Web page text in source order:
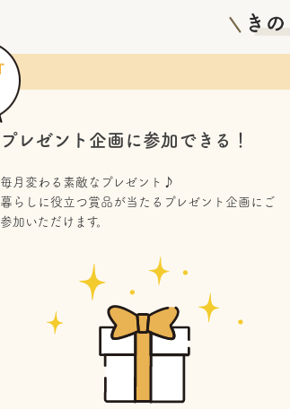
プレゼント企画に参加できる！
毎月変わる素敵なプレゼント♪
暮らしに役立つ賞品が当たるプレゼント企画にご
参加いただけます。